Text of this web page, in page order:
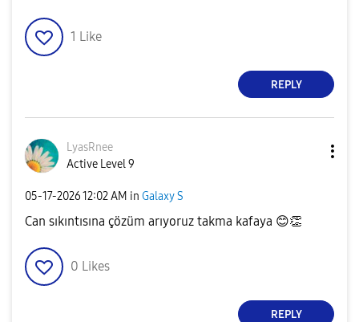
1 Like
REPLY
LyasRnee
Active Level 9
‎05-17-202612:02 AM in Galaxy S
Can sıkıntısına çözüm arıyoruz takma kafaya 😊👏
0 Likes
REPLY